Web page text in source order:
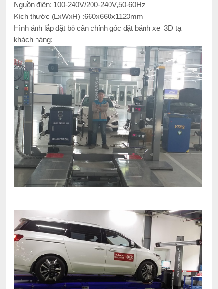
Nguồn điện: 100-240V/200-240V,50-60Hz
Kích thước (LxWxH) :660x660x1120mm
Hình ảnh lắp đặt bộ cân chỉnh góc đặt bánh xe 3D tại
khách hàng: